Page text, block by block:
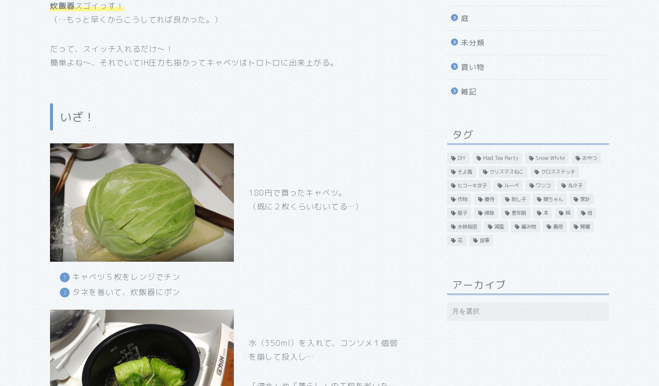
炊飯器スゴイっす！
（…もっと早くからこうしてれば良かった。）
だって、スイッチ入れるだけ～！
簡単よね～、それでいてIH圧力も掛かってキャベツはトロトロに出来上がる。
いざ！
180円で買ったキャベツ。
（既に２枚くらいむいてる…）
キャベツ５枚をレンジでチン
タネを巻いて、炊飯器にポン
水（350ml）を入れて、コンソメ１個弱
を崩して投入し…
庭
未分類
買い物
雑記
タグ
DIY Mad Tea Party Snow White
おやつ
そよ風
クリスマスねこ
クロスステッチ
ヒコーキ女子
ルーペ ワンコ
丸々子
作物
優待 刺し子 嫁ちゃん
家計
息子
掃除 更年期 本 株
母
水耕栽培
減塩 編み物 義母
腎臓
花
食事
アーカイブ